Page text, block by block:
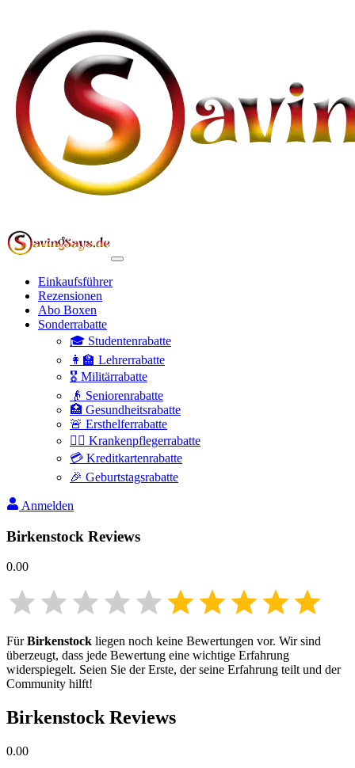
Einkaufsführer
Rezensionen
Abo Boxen
Sonderrabatte
🎓 Studentenrabatte
👩‍🏫 Lehrerrabatte
🎖️ Militärrabatte
👴 Seniorenrabatte
🏥 Gesundheitsrabatte
🚨 Ersthelferrabatte
👩‍⚕️ Krankenpflegerrabatte
💳 Kreditkartenrabatte
🎉 Geburtstagsrabatte
Anmelden
Birkenstock Reviews
0.00
FürBirkenstock liegen noch keine Bewertungen vor. Wir sind
überzeugt, dass jede Bewertung eine wichtige Erfahrung
widerspiegelt. Seien Sie der Erste, der seine Erfahrung teilt und der
Community hilft!
BirkenstockReviews
0.00